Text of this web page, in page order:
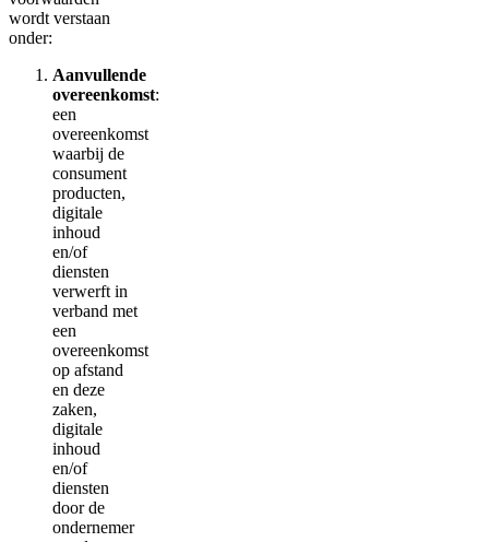
wordt verstaan
onder:
Aanvullende
overeenkomst:
een
overeenkomst
waarbij de
consument
producten,
digitale
inhoud
en/of
diensten
verwerft in
verband met
een
overeenkomst
op afstand
en deze
zaken,
digitale
inhoud
en/of
diensten
door de
ondernemer